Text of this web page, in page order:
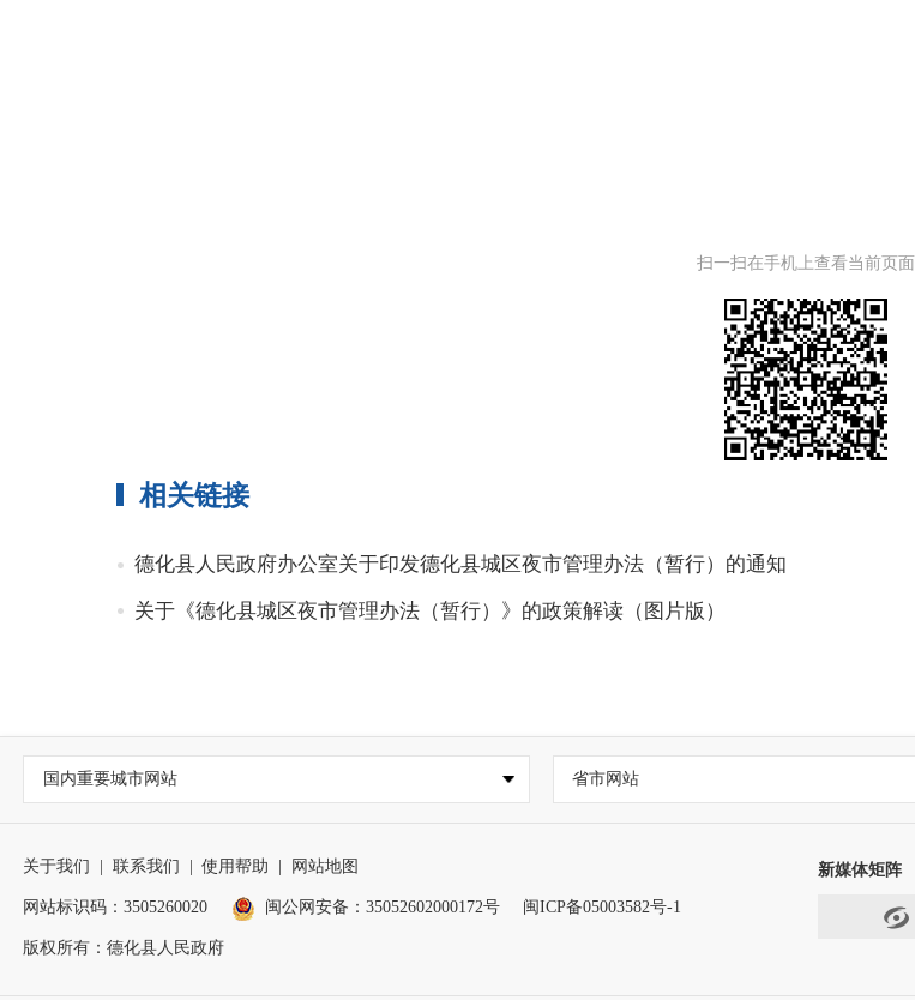
扫一扫在手机上查看当前页面
相关链接
德化县人民政府办公室关于印发德化县城区夜市管理办法（暂行）的通知
关于《德化县城区夜市管理办法（暂行）》的政策解读（图片版）
国内重要城市网站 省市网站
关于我们 联系我们 使用帮助 网站地图
网站标识码：3505260020 闽公网安备：35052602000172号 闽ICP备05003582号-1
版权所有：德化县人民政府
新媒体矩阵